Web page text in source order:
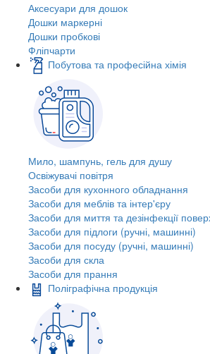
Аксесуари для дошок
Дошки маркерні
Дошки пробкові
Фліпчарти
Побутова та професійна хімія
Мило, шампунь, гель для душу
Освіжувачі повітря
Засоби для кухонного обладнання
Засоби для меблів та інтер'єру
Засоби для миття та дезінфекції
Засоби для підлоги (ручні, машинні)
Засоби для посуду (ручні, машинні)
Засоби для скла
Засоби для прання
Поліграфічна продукція